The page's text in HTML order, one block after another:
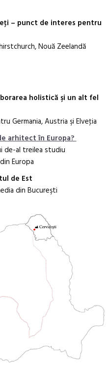
– punct de interes pentru
Nouă Zeelandă
holistică şi un alt fel
Germania, Austria şi Elveţia
arhitect în Europa?
de-al treilea studiu
Europa
de Est
din Bucureşti